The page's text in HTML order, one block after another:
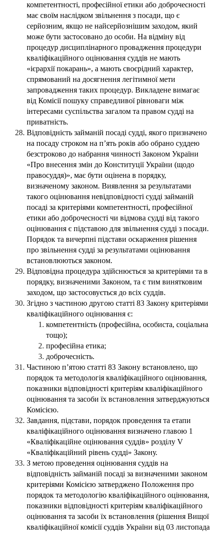
компетентності, професійної етики або доброчесності
має своїм наслідком звільнення з посади, що є
серйозним, якщо не найсерйознішим заходом, який
може бути застосовано до особи. На відміну від
процедур дисциплінарного провадження процедури
кваліфікаційного оцінювання суддів не мають
«ієрархії покарань», а мають своєрідний характер,
спрямований на досягнення легітимної мети
запровадження таких процедур. Викладене вимагає
від Комісії пошуку справедливої рівноваги між
інтересами суспільства загалом та правом судді на
приватність.
Відповідність займаній посаді судді, якого призначено
на посаду строком на п’ять років або обрано суддею
безстроково до набрання чинності Законом України
«Про внесення змін до Конституції України (щодо
правосуддя)», має бути оцінена в порядку,
визначеному законом. Виявлення за результатами
такого оцінювання невідповідності судді займаній
посаді за критеріями компетентності, професійної
етики або доброчесності чи відмова судді від такого
оцінювання є підставою для звільнення судді з посади.
Порядок та вичерпні підстави оскарження рішення
про звільнення судді за результатами оцінювання
встановлюються законом.
Відповідна процедура здійснюється за критеріями та в
порядку, визначеними Законом, та є тим винятковим
заходом, що застосовується до всіх суддів.
Згідно з частиною другою статті 83 Закону критеріями
кваліфікаційного оцінювання є:
компетентність (професійна, особиста, соціальна
тощо);
професійна етика;
доброчесність.
Частиною п’ятою статті 83 Закону встановлено, що
порядок та методологія кваліфікаційного оцінювання,
показники відповідності критеріям кваліфікаційного
оцінювання та засоби їх встановлення затверджуються
Комісією.
Завдання, підстави, порядок проведення та етапи
кваліфікаційного оцінювання визначено главою 1
«Кваліфікаційне оцінювання суддів» розділу V
«Кваліфікаційний рівень судді» Закону.
З метою проведення оцінювання суддів на
відповідність займаній посаді за визначеними законом
критеріями Комісією затверджено Положення про
порядок та методологію кваліфікаційного оцінювання,
показники відповідності критеріям кваліфікаційного
оцінювання та засоби їх встановлення (рішення Вищої
кваліфікаційної комісії суддів України від 03 листопада